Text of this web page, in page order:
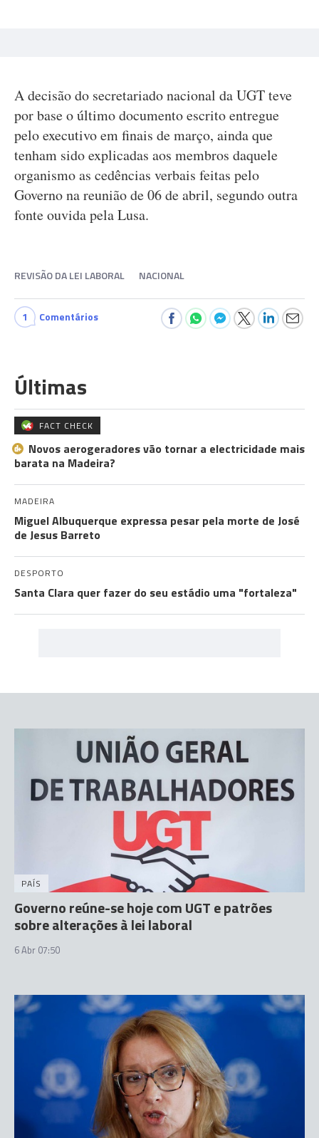
A decisão do secretariado nacional da UGT teve
por base o último documento escrito entregue
pelo executivo em finais de março, ainda que
tenham sido explicadas aos membros daquele
organismo as cedências verbais feitas pelo
Governo na reunião de 06 de abril, segundo outra
fonte ouvida pela Lusa.
REVISÃO DA LEI LABORAL NACIONAL
1 Comentários
Últimas
FACT CHECK
Novos aerogeradores vão tornar a electricidade mais
barata na Madeira?
MADEIRA
Miguel Albuquerque expressa pesar pela morte de José
de Jesus Barreto
DESPORTO
Santa Clara quer fazer do seu estádio uma "fortaleza"
PAÍS
Governo reúne-se hoje com UGT e patrões
sobre alterações à lei laboral
6 Abr 07:50